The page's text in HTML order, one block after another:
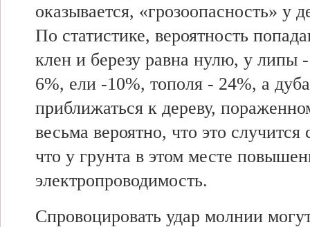
оказывается, «грозоопасность» у
По статистике, вероятность
клен и березу равна нулю, у липы
6%, ели -10%, тополя - 24%, а
приближаться к дереву,
весьма вероятно, что это случится
что у грунта в этом месте
электропроводимость.
Спровоцировать удар молнии